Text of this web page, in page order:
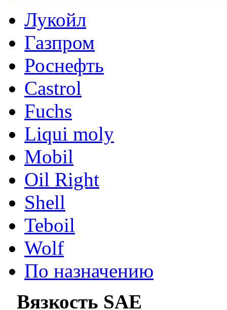
Лукойл
Газпром
Роснефть
Castrol
Fuchs
Liqui moly
Mobil
Oil Right
Shell
Teboil
Wolf
По назначению
Вязкость SAE